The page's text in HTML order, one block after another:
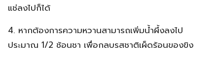
แช่ลงไปก็ได้
4. หากต้องการความหวานสามารถเพิ่มน้ำผึ้งลงไป
ประมาณ 1/2 ช้อนชา เพื่อกลบรสชาติเผ็ดร้อนของขิง